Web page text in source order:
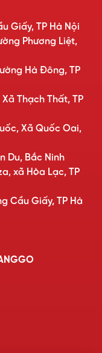
Giấy, TP Hà Nội
Phương Liệt,
Hà Đông, TP
Thạch Thất, TP
Xã Quốc Oai,
Du, Bắc Ninh
xã Hòa Lạc, TP
Cầu Giấy, TP Hà